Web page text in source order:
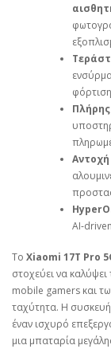
Το Xiaomi 17T Pro
στοχεύει να
mobile gamers και
ταχύτητα. Η
έναν ισχυρό
μια μπαταρία